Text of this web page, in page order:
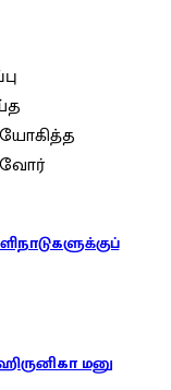
மனு